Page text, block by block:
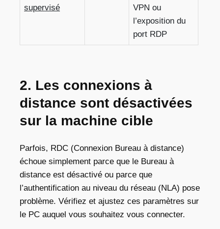
supervisé
VPN ou
l’exposition du
port RDP
2. Les connexions à
distance sont désactivées
sur la machine cible
Parfois, RDC (Connexion Bureau à distance)
échoue simplement parce que le Bureau à
distance est désactivé ou parce que
l’authentification au niveau du réseau (NLA) pose
problème. Vérifiez et ajustez ces paramètres sur
le PC auquel vous souhaitez vous connecter.